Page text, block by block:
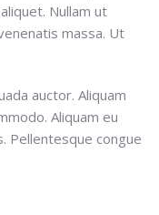
Nullam ut
massa. Ut
auctor. Aliquam
Aliquam eu
Pellentesque congue